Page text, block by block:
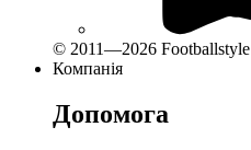
© 2011—2026 Footballstyle
Компанія
Допомога